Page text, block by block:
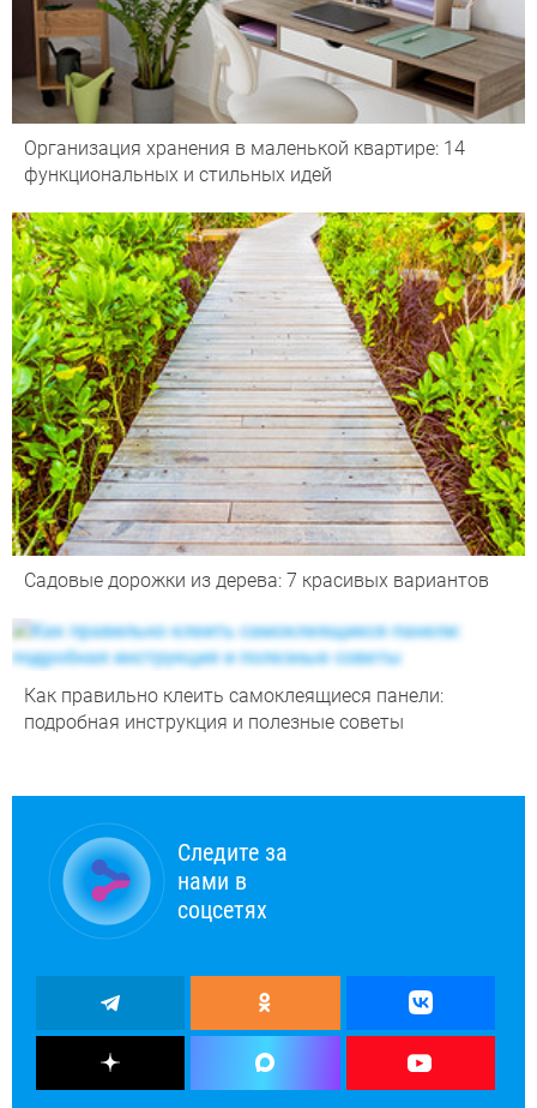
Организация хранения в маленькой квартире: 14
функциональных и стильных идей
Садовые дорожки из дерева: 7 красивых вариантов
Как правильно клеить самоклеящиеся панели:
подробная инструкция и полезные советы
Следите за
нами в
соцсетях